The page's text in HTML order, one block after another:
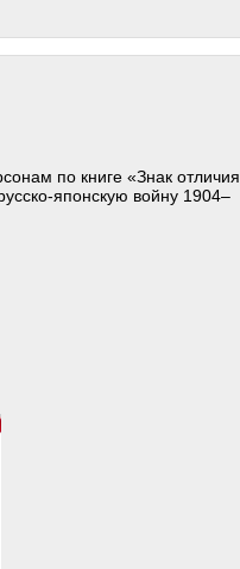
по книге «Знак отличия
японскую войну 1904–